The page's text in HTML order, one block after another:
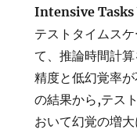
Intensive Tasks
テストタイムス
て、推論時間計
精度と低幻覚率
の結果から,テス
おいて幻覚の増